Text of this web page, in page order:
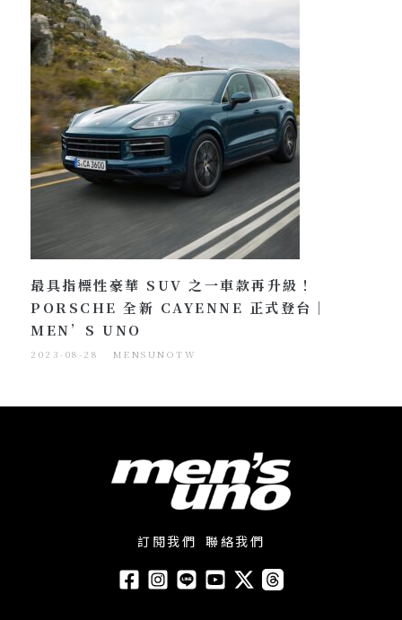
最具指標性豪華 SUV 之一車款再升級！
PORSCHE 全新 CAYENNE 正式登台｜
MEN’S UNO
2023-08-28 MENSUNOTW
訂閱我們 聯絡我們